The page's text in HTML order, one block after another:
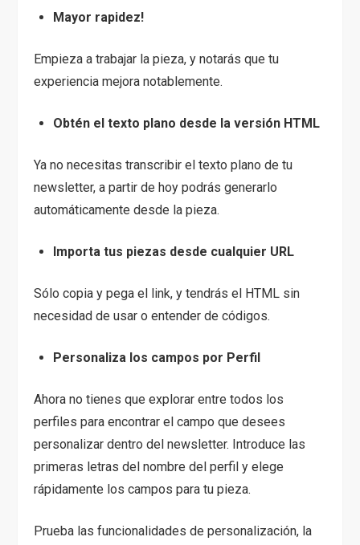
Mayor rapidez!
Empieza a trabajar la pieza, y notarás que tu
experiencia mejora notablemente.
Obtén el texto plano desde la versión HTML
Ya no necesitas transcribir el texto plano de tu
newsletter, a partir de hoy podrás generarlo
automáticamente desde la pieza.
Importa tus piezas desde cualquier URL
Sólo copia y pega el link, y tendrás el HTML sin
necesidad de usar o entender de códigos.
Personaliza los campos por Perfil
Ahora no tienes que explorar entre todos los
perfiles para encontrar el campo que desees
personalizar dentro del newsletter. Introduce las
primeras letras del nombre del perfil y elege
rápidamente los campos para tu pieza.
Prueba las funcionalidades de personalización, la